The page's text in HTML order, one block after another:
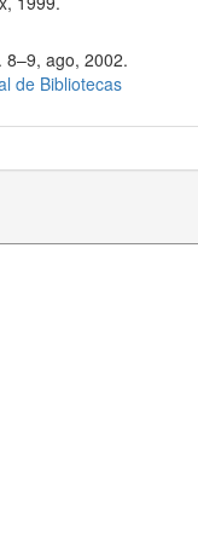
ago, 2002.
de Bibliotecas